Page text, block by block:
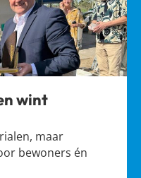
wint
maar
bewoners én